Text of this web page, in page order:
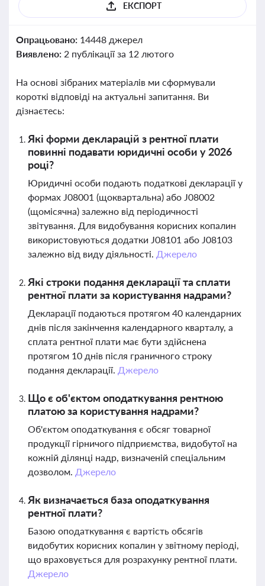
ЕКСПОРТ
Опрацьовано: 14448 джерел
Виявлено: 2 публікації за 12 лютого
На основі зібраних матеріалів ми сформували
короткі відповіді на актуальні запитання. Ви
дізнаєтесь:
Які форми декларацій з рентної плати
повинні подавати юридичні особи у 2026
році?
Юридичні особи подають податкові декларації у
формах J08001 (щоквартальна) або J08002
(щомісячна) залежно від періодичності
звітування. Для видобування корисних копалин
використовуються додатки J08101 або J08103
залежно від виду діяльності. Джерело
Які строки подання декларації та сплати
рентної плати за користування надрами?
Декларації подаються протягом 40 календарних
днів після закінчення календарного кварталу, а
сплата рентної плати має бути здійснена
протягом 10 днів після граничного строку
подання декларації. Джерело
Що є об'єктом оподаткування рентною
платою за користування надрами?
Об'єктом оподаткування є обсяг товарної
продукції гірничого підприємства, видобутої на
кожній ділянці надр, визначеній спеціальним
дозволом. Джерело
Як визначається база оподаткування
рентної плати?
Базою оподаткування є вартість обсягів
видобутих корисних копалин у звітному періоді,
що враховується для розрахунку рентної плати.
Джерело